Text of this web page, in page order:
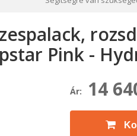
Pink -
Ár: 14